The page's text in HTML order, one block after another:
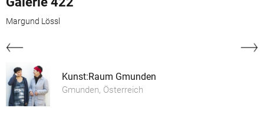
Margund Lössl
Kunst:Raum Gmunden
Gmunden, Österreich